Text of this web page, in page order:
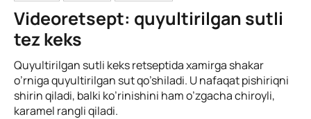
Videoretsept: quyultirilgan sutli
tez keks
Quyultirilgan sutli keks retseptida xamirga shakar
o’rniga quyultirilgan sut qo’shiladi. U nafaqat pishiriqni
shirin qiladi, balki ko’rinishini ham o’zgacha chiroyli,
karamel rangli qiladi.